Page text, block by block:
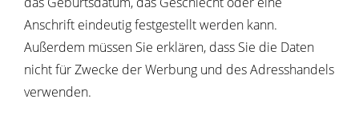
Anschrift eindeutig festgestellt werden kann.
Außerdem müssen Sie erklären, dass Sie die Daten
nicht für Zwecke der Werbung und des Adresshandels
verwenden.